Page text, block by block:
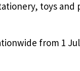
toys and
from 1